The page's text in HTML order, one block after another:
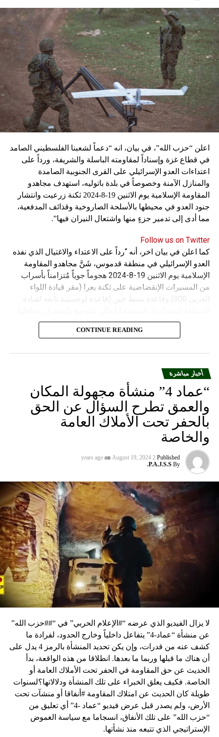
اعلن “حزب الله”، في بيان، انه “دعماً لشعبنا الفلسطيني الصامد
في قطاع غزة وإسناداً لمقاومته الباسلة ‌‏‌‏‌والشريفة، ورداً على
اعتداءات العدو الإسرائيلي على القرى الجنوبية الصامدة
والمنازل الآمنة وخصوصاً في بلدة باتوليه، استهدف مجاهدو
المقاومة الإسلامية يوم الاثنين 19-8-2024 ثكنة زرعيت وانتشار
جنود العدو في محيطها بالأسلحة الصاروخية وقذائف المدفعية،
مما أدى إلى تدمير جزءٍ منها واشتعال النيران فيها”.
Follow us on Twitter
كما اعلن في بيان اخر، أنه “رداً على الاعتداء والاغتيال الذي نفذه
العدو الإسرائيلي في منطقة قدموس، شَنَّ مجاهدو المقاومة
الإسلامية يوم الاثنين 19-8-2024 هجوماً جوياً مُتزامناً بأسراب
من المسيرات الإنقضاضية على ثكنة يعرا (مقر قيادة اللواء
الغربي 300) وقاعدة سنط جين (قاعدة لوجستية تابعة لقيادة
وجنودها وأصابت أهدافها بدقة وأوقعت فيهم عدداً من القتلى
CONTINUE READING
أخبار مباشرة
“عماد 4” منشأة مجهولة المكان
والعمق تطرح السؤال عن الحق
بالحفر تحت الأملاك العامة
والخاصة
Published
2 years ago
on August 19, 2024
By
P.A.J.S.S.
لا يزال الفيديو الذي عرضه “#الإعلام الحربي” في “##حزب الله”
عن منشأة “عماد-4” يتفاعل داخلياً وخارج الحدود، لفرادة ما
كشف عنه من قدرات، وإن يكن تحديد المنشأة بالرمز 4 يدل على
أن هناك ما قبلها وربما ما بعدها. انطلاقا من هذه الواقعة، بدأ
الحديث عن حق المقاومة في الحفر تحت الأملاك العامة أو
الخاصة. فكيف يعلق الخبراء على تلك المنشأة ودلالاتها؟لسنوات
طويلة كان الحديث عن امتلاك المقاومة #أنفاقا أو منشآت تحت
الأرض، ولم يصدر قبل عرض فيديو “عماد -4” أي تعليق من
“حزب الله” على تلك الأنفاق، انسجاما مع سياسة الغموض
الإستراتيجي الذي تتبعه منذ نشأتها.